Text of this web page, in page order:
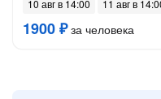
10 авг в 14:00 11 авг в
1900 ₽за человека